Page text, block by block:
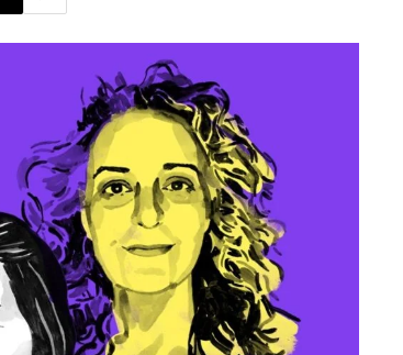
La competencia en redes
ansiedad de los usuarios
3 agosto, 2026